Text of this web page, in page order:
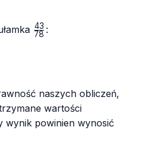
\frac{43}
78
43 :
naszych obliczeń,
wartości
wynik powinien wynosić